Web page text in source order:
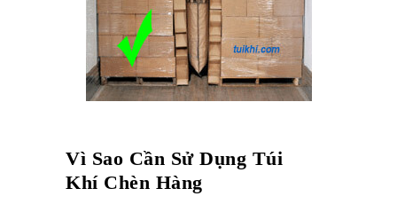
Vì Sao Cần Sử Dụng Túi
Khí Chèn Hàng